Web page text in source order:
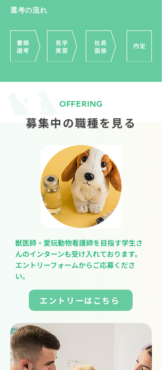
選考の流れ
OFFERING
募集中の職種を見る
獣医師・愛玩動物看護師を目指す学生さ
んのインターンも受け入れております。
エントリーフォームからご応募くださ
い。
エントリーはこちら